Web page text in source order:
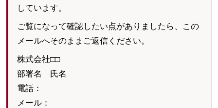
しています。
ご覧になって確認したい点がありましたら、この
メールへそのままご返信ください。
株式会社□□
部署名 氏名
電話：
メール：